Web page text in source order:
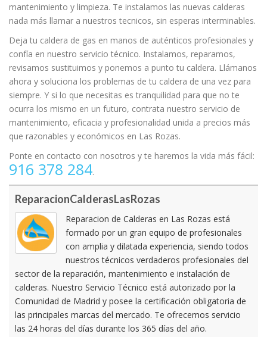
mantenimiento y limpieza. Te instalamos las nuevas calderas
nada más llamar a nuestros tecnicos, sin esperas interminables.
Deja tu caldera de gas en manos de auténticos profesionales y
confía en nuestro servicio técnico. Instalamos, reparamos,
revisamos sustituimos y ponemos a punto tu caldera. Llámanos
ahora y soluciona los problemas de tu caldera de una vez para
siempre. Y si lo que necesitas es tranquilidad para que no te
ocurra los mismo en un futuro, contrata nuestro servicio de
mantenimiento, eficacia y profesionalidad unida a precios más
que razonables y económicos en Las Rozas.
Ponte en contacto con nosotros y te haremos la vida más fácil:
916 378 284.
ReparacionCalderasLasRozas
Reparacion de Calderas en Las Rozas está
formado por un gran equipo de profesionales
con amplia y dilatada experiencia, siendo todos
nuestros técnicos verdaderos profesionales del
sector de la reparación, mantenimiento e instalación de
calderas. Nuestro Servicio Técnico está autorizado por la
Comunidad de Madrid y posee la certificación obligatoria de
las principales marcas del mercado. Te ofrecemos servicio
las 24 horas del días durante los 365 días del año.